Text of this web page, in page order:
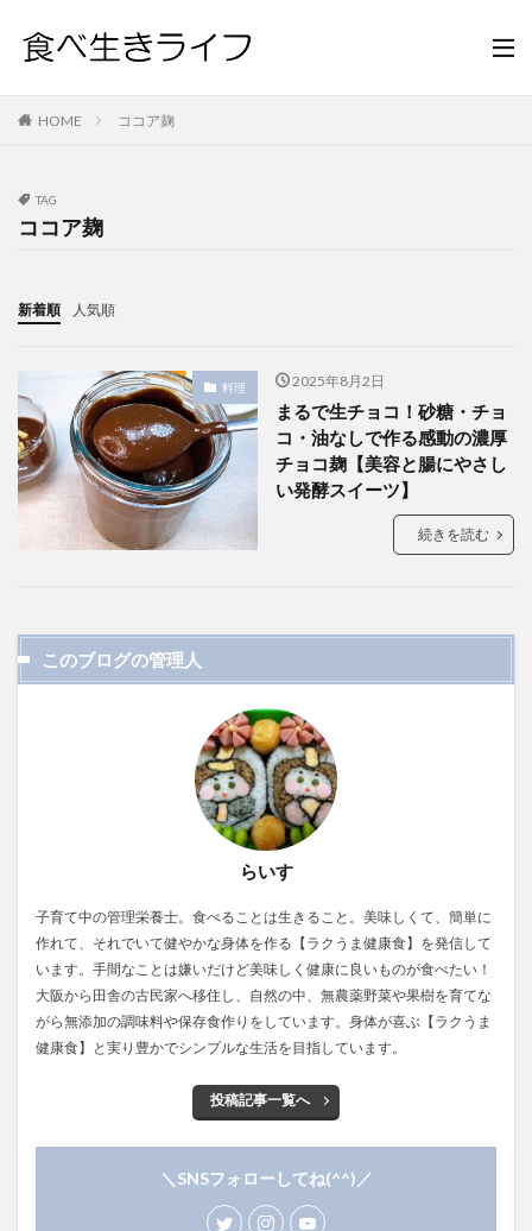
HOME ココア麹
TAG
ココア麹
新着順 人気順
料理 2025年8月2日
まるで生チョコ！砂糖・チョ
コ・油なしで作る感動の濃厚
チョコ麹【美容と腸にやさし
い発酵スイーツ】
続きを読む
このブログの管理人
らいす
子育て中の管理栄養士。食べることは生きること。美味しくて、簡単に
作れて、それでいて健やかな身体を作る【ラクうま健康食】を発信して
います。手間なことは嫌いだけど美味しく健康に良いものが食べたい！
大阪から田舎の古民家へ移住し、自然の中、無農薬野菜や果樹を育てな
がら無添加の調味料や保存食作りをしています。身体が喜ぶ【ラクうま
健康食】と実り豊かでシンプルな生活を目指しています。
投稿記事一覧へ
＼SNSフォローしてね(^^)／